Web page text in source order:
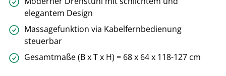
elegantem Design
Massagefunktion via Kabelfernbedienung
steuerbar
Gesamtmaße (B x T x H) = 68 x 64 x 118-127 cm